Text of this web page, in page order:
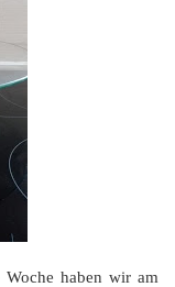
Woche haben wir am